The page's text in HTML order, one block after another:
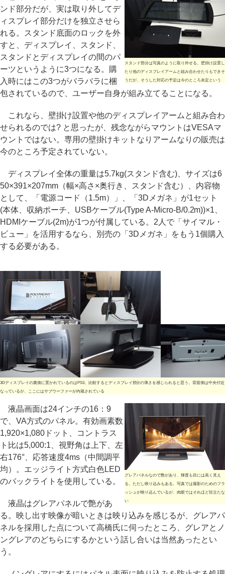
スタンド部分は写真のように取り外せる。壁掛け設置し
たり他のディスプレイアームと組み合わせたりもできそ
うだが、そうした対応の予定は今のところ未定という
ンド部分だが、実は取り外してデ
ィスプレイ部分だけを独立させら
れる。スタンド底面のロックを外
すと、ディスプレイ、スタンド、
スタンドとディスプレイの間のパ
ーツというように3つになる。購
入時にはこの3つがバラバラに梱
包されているので、ユーザー自身が組み立てることになる。
これなら、壁掛け設置や他のディスプレイアームと組み合わ
せられるのでは? と思ったが、残念ながらマウントはVESAマ
ウントではない。専用の壁掛けキットなりアームなりの販売は
今のところ予定されていない。
ディスプレイ全体の重量は5.7kg(スタンド含む)、サイズは6
50×391×207mm（幅×高さ×奥行き、スタンド含む）、内容物
として、「電源コード（1.5m）」、「3Dメガネ」が1セット
(本体、収納ポーチ、USBケーブル(Type A-Micro-B/0.2m))×1、
HDMIケーブル(2m)が1つが付属している。2人で「サイマル・
ビュー」を活用するなら、別売の「3Dメガネ」をもう1個購入
する必要がある。
3Dディスプレイの裏側に置かれているのはPS3。比較するとディスプレイ部分の薄さを感じられると思う。背面側は中央付
なっているが、ここにはサブウーファーが内蔵されている
グレアパネルなので艶があり、輝度も目には高く見え
る。ただし映り込みもある。写真では撮影のためのフラ
ッシュが映り込んでいるが、肉眼ではそれほど目立たな
い
液晶画面は24インチの16：9
で、VA方式のパネル。有効画素数
1,920×1,080ドット、コントラス
ト比は5,000:1、視野角は上下、左
右176°、応答速度4ms（中間調平
均）。エッジライト方式白色LED
のバックライトを使用している。
液晶はグレアパネルで艶があ
る。映し出す映像が暗いときは映り込みを感じるが、グレアパ
ネルを採用した点について高橋氏に伺ったところ、グレアとノ
ングレアのどちらにするかという話し合いは当然あったとい
う。